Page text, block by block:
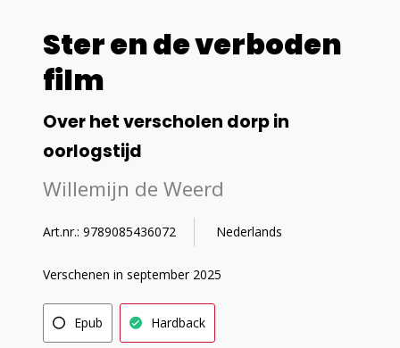
Ster en de verboden
film
Over het verscholen dorp in
oorlogstijd
Willemijn de Weerd
Art.nr.: 9789085436072 Nederlands
Verschenen in september 2025
Epub Hardback